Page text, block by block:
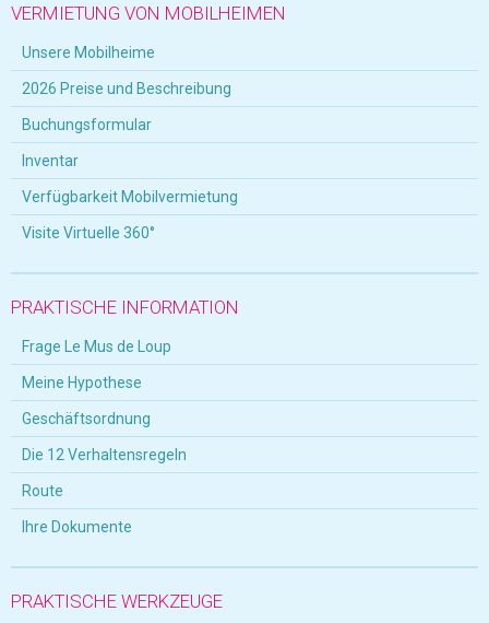
VERMIETUNG VON MOBILHEIMEN
Unsere Mobilheime
2026 Preise und Beschreibung
Buchungsformular
Inventar
Verfügbarkeit Mobilvermietung
Visite Virtuelle 360°
PRAKTISCHE INFORMATION
Frage Le Mus de Loup
Meine Hypothese
Geschäftsordnung
Die 12 Verhaltensregeln
Route
Ihre Dokumente
PRAKTISCHE WERKZEUGE